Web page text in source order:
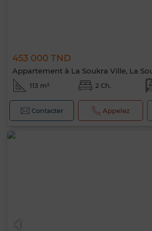
453 000 TND
Appartement à La Soukra Ville, La
113 m² 2 Ch.
Contacter Appelez